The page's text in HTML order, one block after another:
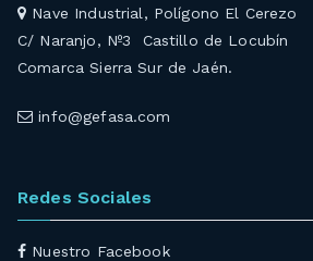
Nave Industrial, Polígono El Cerezo
C/ Naranjo, Nº3 Castillo de Locubín
Comarca Sierra Sur de Jaén.
info@gefasa.com
Redes Sociales
Nuestro Facebook